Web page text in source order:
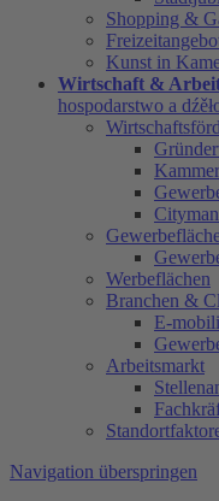
Shopping &
Kunst in
Wirtschaft &
hospodarstwo a
Werbeflächen
Branchen &
E-
Arbeitsmarkt
Navigation überspringen